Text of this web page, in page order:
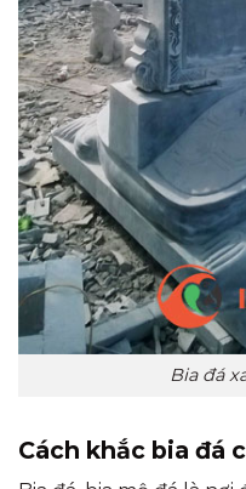
Bia đá
Cách khắc bia đá